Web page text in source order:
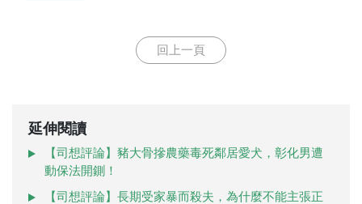
回上一頁
延伸閱讀
【司想評論】豬大骨摻農藥毒死鄰居愛犬，彰化男遭
動保法開鍘！
【司想評論】長期受家暴而殺夫，為什麼不能主張正